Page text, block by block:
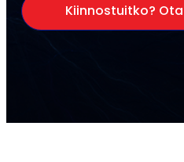
Kiinnostuitko?